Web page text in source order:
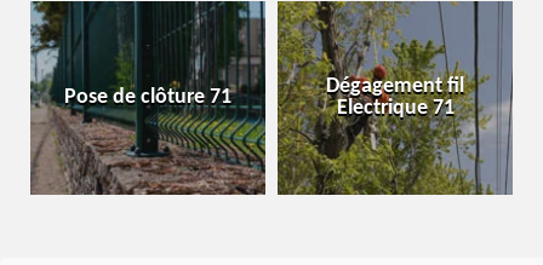
de clôture 71
Dégagement fil
Electrique 71